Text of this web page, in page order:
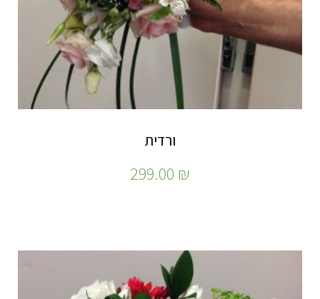
ורדית
299.00 ₪